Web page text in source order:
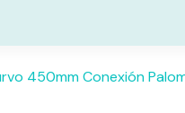
450mm Conexión